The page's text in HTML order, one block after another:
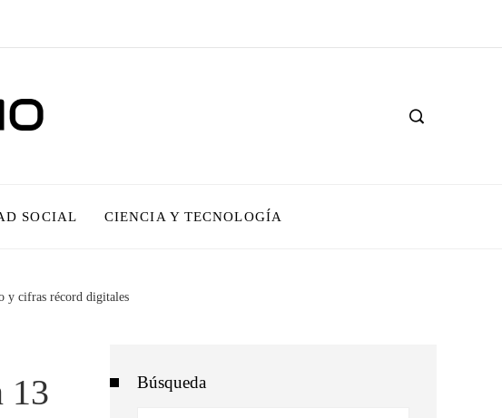
SOCIAL CIENCIA Y TECNOLOGÍA
y cifras récord digitales
13
Búsqueda